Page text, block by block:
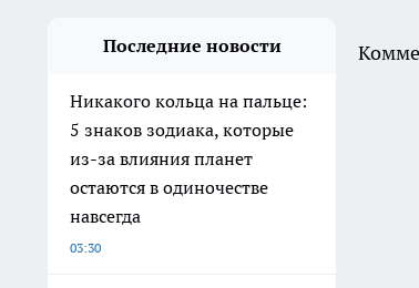
Последние новости
Никакого кольца на пальце:
5 знаков зодиака, которые
из-за влияния планет
остаются в одиночестве
навсегда
03:30